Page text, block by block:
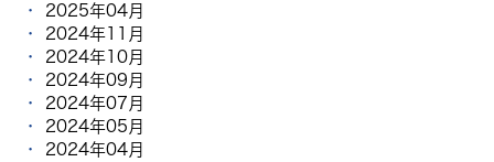
2025年04月
2024年11月
2024年10月
2024年09月
2024年07月
2024年05月
2024年04月